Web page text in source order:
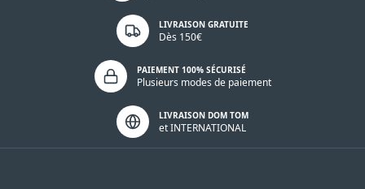
LIVRAISON GRATUITE
Dès 150€
PAIEMENT 100% SÉCURISÉ
Plusieurs modes de paiement
LIVRAISON DOM TOM
et INTERNATIONAL